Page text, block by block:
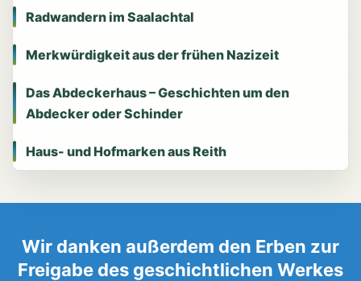
Radwandern im Saalachtal
Merkwürdigkeit aus der frühen Nazizeit
Das Abdeckerhaus – Geschichten um den
Abdecker oder Schinder
Haus- und Hofmarken aus Reith
Wir danken außerdem den Erben zur
Freigabe des geschichtlichen Werkes